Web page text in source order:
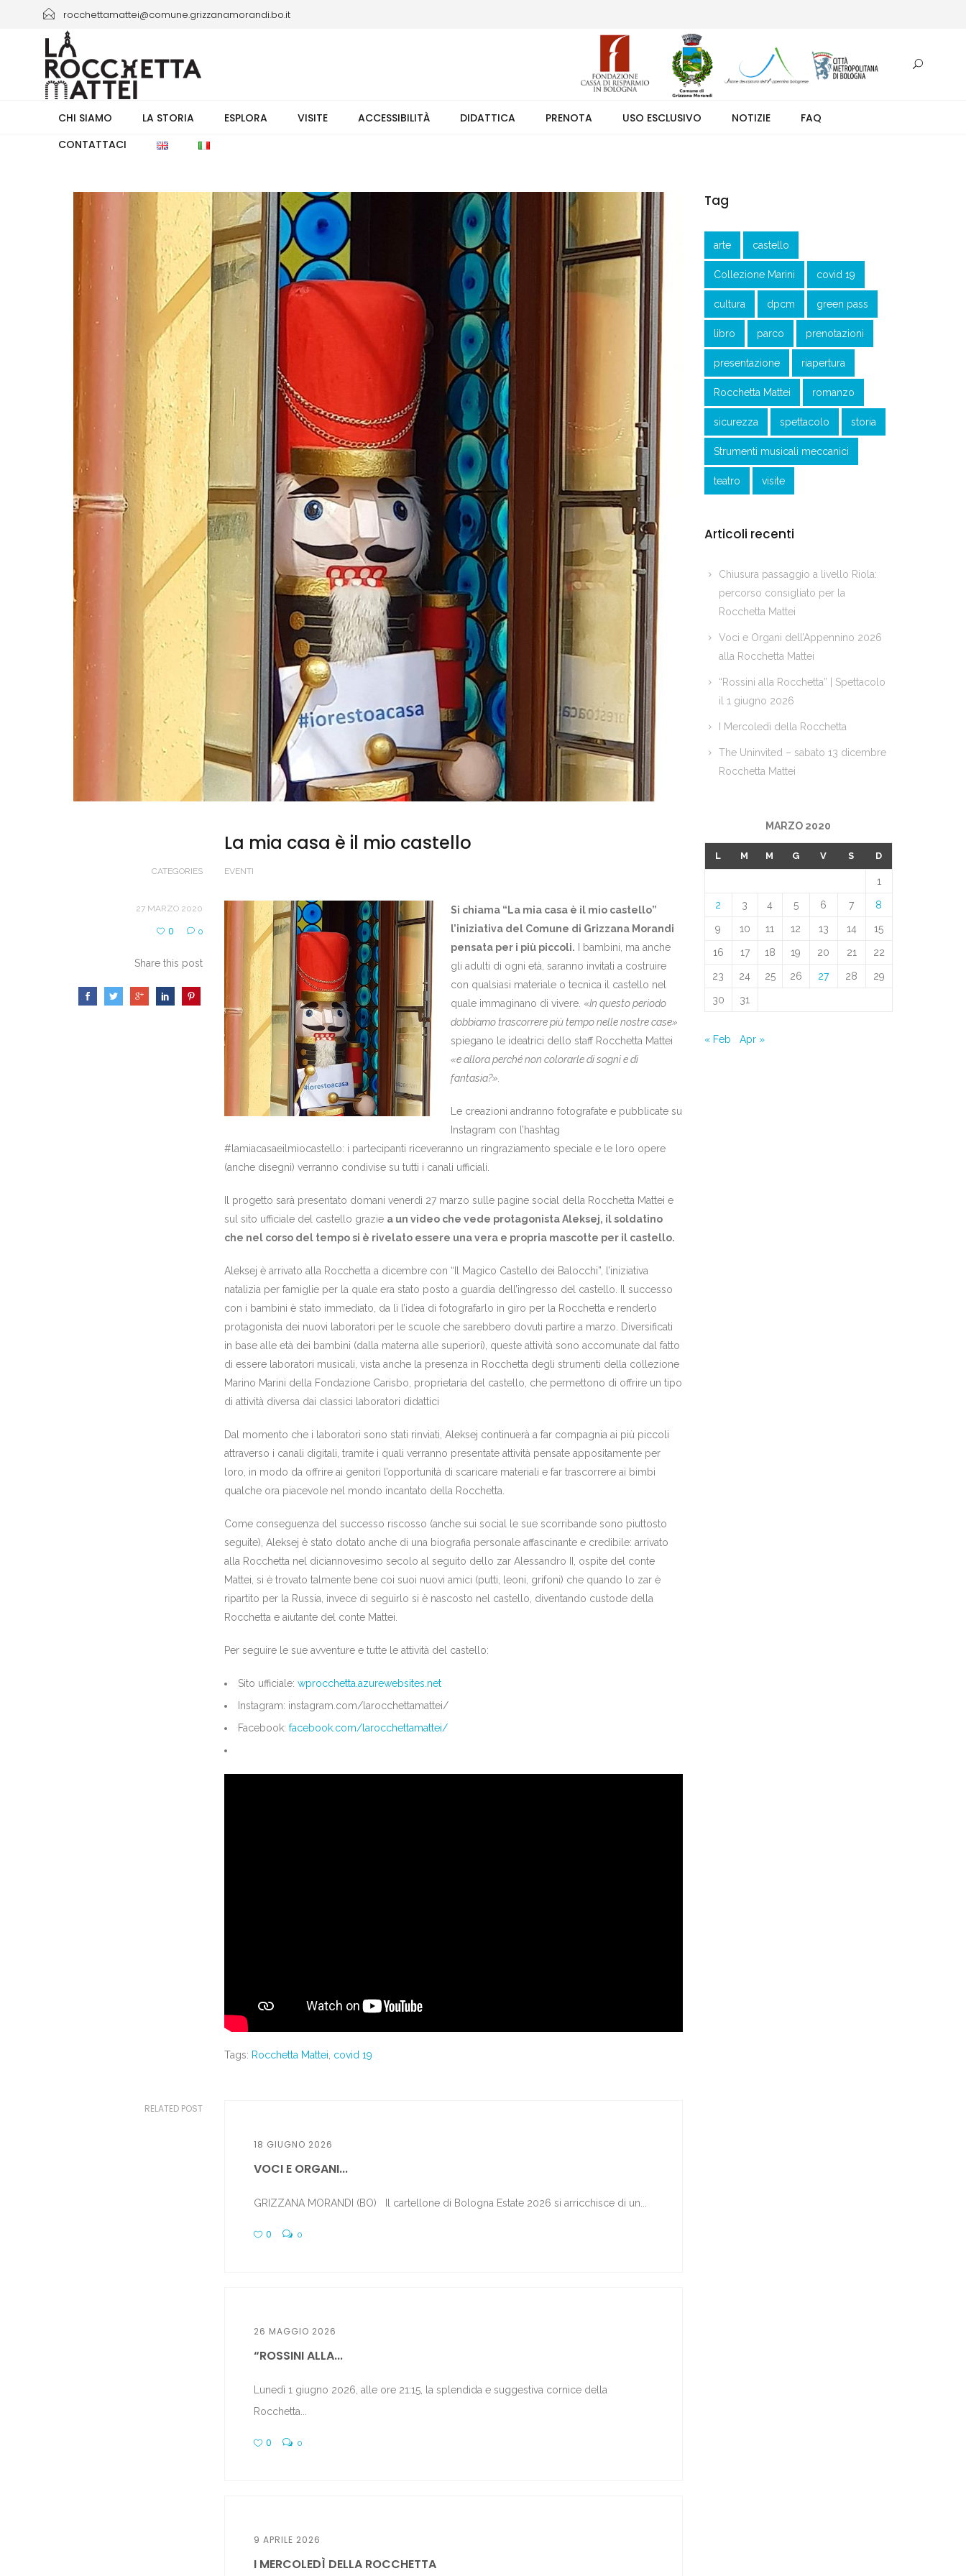
rocchettamattei@comune.grizzanamorandi.bo.it
+39 3661433941/+39 051 6730335 orario 8.00-13.30 (weekend +39 351 7373891 orario 9.00-17.30). Ingresso solo su prenotazione.
CHI SIAMO LA STORIA ESPLORA VISITE ACCESSIBILITÀ DIDATTICA PRENOTA USO ESCLUSIVO NOTIZIE
FAQ
CONTATTACI
La mia casa è il mio castello
CATEGORIES EVENTI
27 MARZO 2020
0 0
Share this post
Si chiama “La mia casa è il mio castello”
l’iniziativa del Comune di Grizzana Morandi
pensata per i più piccoli. I bambini, ma anche
gli adulti di ogni età, saranno invitati a costruire
con qualsiasi materiale o tecnica il castello nel
quale immaginano di vivere. «In questo periodo
dobbiamo trascorrere più tempo nelle nostre case»
spiegano le ideatrici dello staff Rocchetta Mattei
«e allora perché non colorarle di sogni e di
fantasia?».
Le creazioni andranno fotografate e pubblicate su
Instagram con l’hashtag
#lamiacasaeilmiocastello: i partecipanti riceveranno un ringraziamento speciale e le loro opere
(anche disegni) verranno condivise su tutti i canali ufficiali.
Il progetto sarà presentato domani venerdì 27 marzo sulle pagine social della Rocchetta Mattei e
sul sito ufficiale del castello grazie a un video che vede protagonista Aleksej, il soldatino
che nel corso del tempo si è rivelato essere una vera e propria mascotte per il castello.
Aleksej è arrivato alla Rocchetta a dicembre con “Il Magico Castello dei Balocchi”, l’iniziativa
natalizia per famiglie per la quale era stato posto a guardia dell’ingresso del castello. Il successo
con i bambini è stato immediato, da lì l’idea di fotografarlo in giro per la Rocchetta e renderlo
protagonista dei nuovi laboratori per le scuole che sarebbero dovuti partire a marzo. Diversificati
in base alle età dei bambini (dalla materna alle superiori), queste attività sono accomunate dal fatto
di essere laboratori musicali, vista anche la presenza in Rocchetta degli strumenti della collezione
Marino Marini della Fondazione Carisbo, proprietaria del castello, che permettono di offrire un tipo
di attività diversa dai classici laboratori didattici
Dal momento che i laboratori sono stati rinviati, Aleksej continuerà a far compagnia ai più piccoli
attraverso i canali digitali, tramite i quali verranno presentate attività pensate appositamente per
loro, in modo da offrire ai genitori l’opportunità di scaricare materiali e far trascorrere ai bimbi
qualche ora piacevole nel mondo incantato della Rocchetta.
Come conseguenza del successo riscosso (anche sui social le sue scorribande sono piuttosto
seguite), Aleksej è stato dotato anche di una biografia personale affascinante e credibile: arrivato
alla Rocchetta nel diciannovesimo secolo al seguito dello zar Alessandro II, ospite del conte
Mattei, si è trovato talmente bene coi suoi nuovi amici (putti, leoni, grifoni) che quando lo zar è
ripartito per la Russia, invece di seguirlo si è nascosto nel castello, diventando custode della
Rocchetta e aiutante del conte Mattei.
Per seguire le sue avventure e tutte le attività del castello:
Sito ufficiale: wprocchetta.azurewebsites.net
Instagram: instagram.com/larocchettamattei/
Facebook: facebook.com/larocchettamattei/
Tags: Rocchetta Mattei covid 19
RELATED POST
18 GIUGNO 2026
VOCI E ORGANI...
GRIZZANA MORANDI (BO) Il cartellone di Bologna Estate 2026 si arricchisce di un...
0 0
26 MAGGIO 2026
“ROSSINI ALLA...
Lunedì 1 giugno 2026, alle ore 21:15, la splendida e suggestiva cornice della
Rocchetta...
0 0
9 APRILE 2026
I MERCOLEDÌ DELLA ROCCHETTA
Tag
arte castello
Collezione Marini covid 19
cultura dpcm green pass
libro parco prenotazioni
presentazione riapertura
Rocchetta Mattei romanzo
sicurezza spettacolo storia
Strumenti musicali meccanici
teatro visite
Articoli recenti
Chiusura passaggio a livello Riola:
percorso consigliato per la
Rocchetta Mattei
Voci e Organi dell’Appennino 2026
alla Rocchetta Mattei
“Rossini alla Rocchetta” | Spettacolo
il 1 giugno 2026
I Mercoledì della Rocchetta
The Uninvited – sabato 13 dicembre
Rocchetta Mattei
MARZO 2020
L M M G V S D
1
2 3 4 5 6 7 8
9 10 11 12 13 14 15
16 17 18 19 20 21 22
23 24 25 26 27 28 29
30 31
« Feb Apr »